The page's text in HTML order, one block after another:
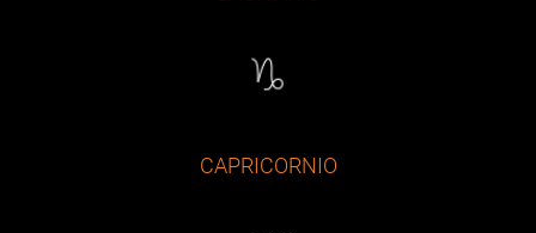
CAPRICORNIO